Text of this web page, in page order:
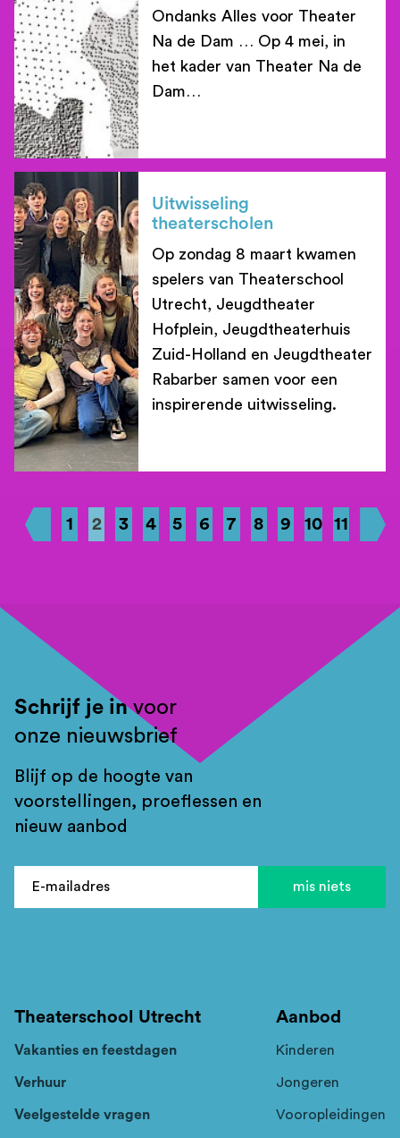
Ondanks Alles voor Theater
Na de Dam … Op 4 mei, in
het kader van Theater Na de
Dam…
Uitwisseling
theaterscholen
Op zondag 8 maart kwamen
spelers van Theaterschool
Utrecht, Jeugdtheater
Hofplein, Jeugdtheaterhuis
Zuid-Holland en Jeugdtheater
Rabarber samen voor een
inspirerende uitwisseling.
1 2 3 4 5 6 7 8 9 10 11
Schrijf je invoor
onze nieuwsbrief
Blijf op de hoogte van
voorstellingen, proeflessen en
nieuw aanbod
mailadres
E-mailadres mis niets
Theaterschool Utrecht
Vakanties en feestdagen
Verhuur
Veelgestelde vragen
Aanbod
Kinderen
Jongeren
Vooropleidingen